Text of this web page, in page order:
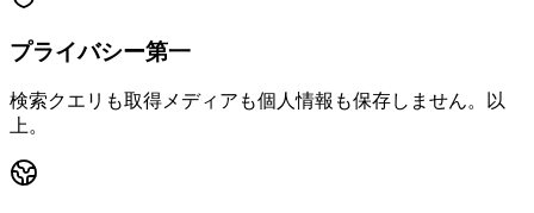
プライバシー第一
検索クエリも取得メディアも個人情報も保存しません。以
上。